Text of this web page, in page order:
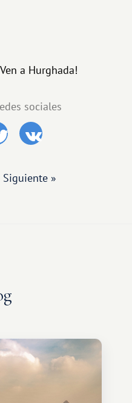
a Hurghada!
sociales
Siguiente »